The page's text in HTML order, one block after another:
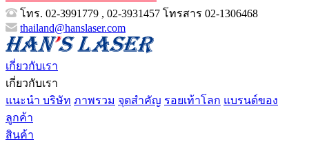
โทร. 02-3991779 , 02-3931457 โทรสาร 02-1306468
thailand@hanslaser.com
เกี่ยวกับเรา
เกี่ยวกับเรา
แนะนำ บริษัท ภาพรวม จุดสำคัญ รอยเท้าโลก แบรนด์ของ
ลูกค้า
สินค้า